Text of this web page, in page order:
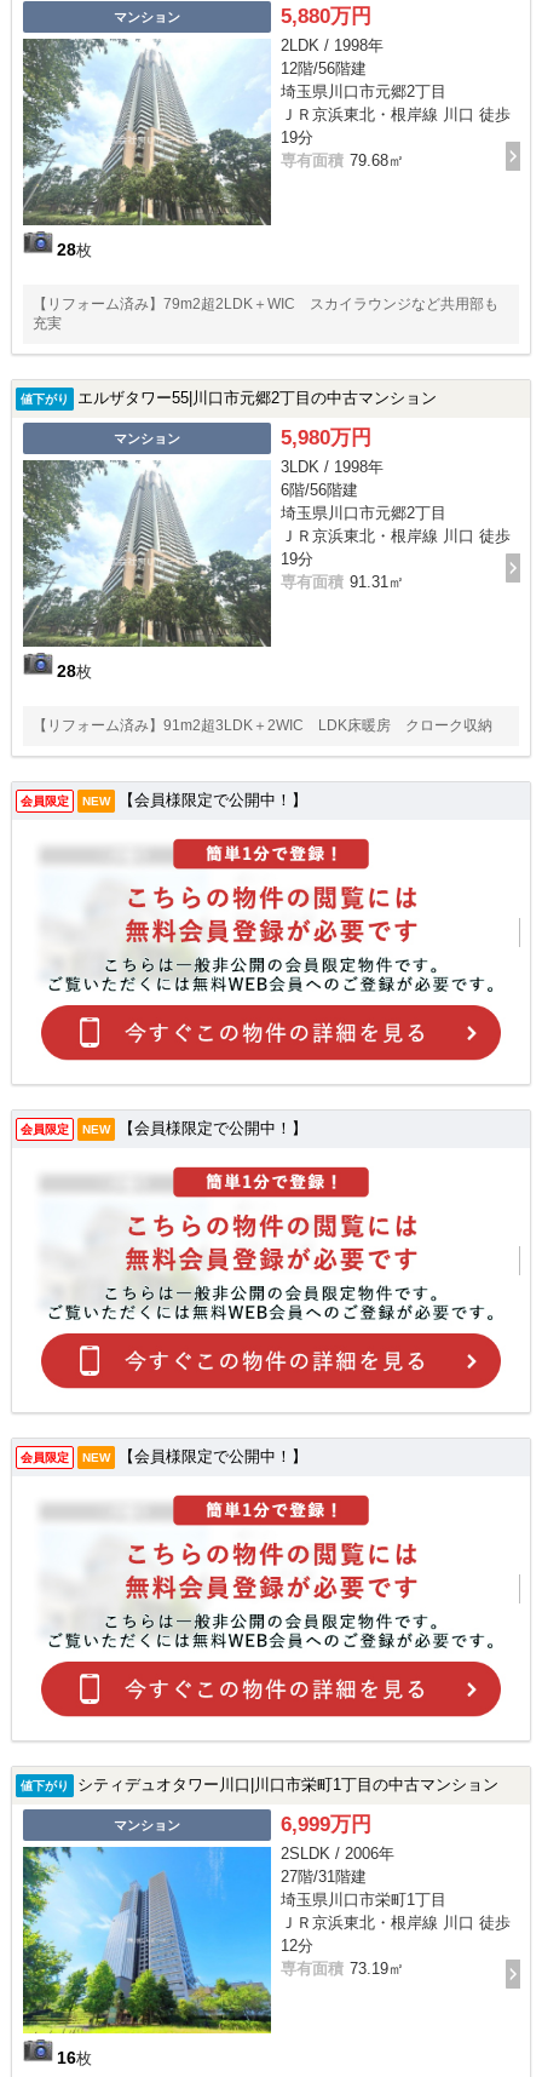
マンション
28枚
5,880万円
2LDK / 1998年
12階/56階建
埼玉県川口市元郷2丁目
ＪＲ京浜東北・根岸線 川口 徒歩
19分
専有面積 79.68㎡
【リフォーム済み】79m2超2LDK＋WIC スカイラウンジなど共用部も
充実
値下がり エルザタワー55|川口市元郷2丁目の中古マンション
マンション
28枚
5,980万円
3LDK / 1998年
6階/56階建
埼玉県川口市元郷2丁目
ＪＲ京浜東北・根岸線 川口 徒歩
19分
専有面積 91.31㎡
【リフォーム済み】91m2超3LDK＋2WIC LDK床暖房 クローク収納
会員限定 NEW 【会員様限定で公開中！】
会員限定 NEW 【会員様限定で公開中！】
会員限定 NEW 【会員様限定で公開中！】
値下がり シティデュオタワー川口|川口市栄町1丁目の中古マンション
マンション
16枚
6,999万円
2SLDK / 2006年
27階/31階建
埼玉県川口市栄町1丁目
ＪＲ京浜東北・根岸線 川口 徒歩
12分
専有面積 73.19㎡